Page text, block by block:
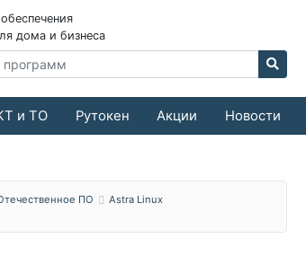
дома и бизнеса
и ТО Рутокен Акции Новости
ПО
Astra Linux